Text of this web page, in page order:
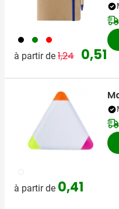
001 004 008
à partir de Prix normal
1,24 Prix
0,51
002
à partir de 0,41